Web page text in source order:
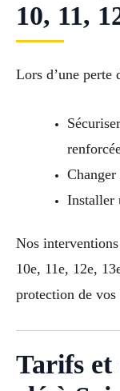
10, 11,
Lors d’une perte
Installer
Nos
10e, 11e, 12e,
protection de vos
Tarifs et